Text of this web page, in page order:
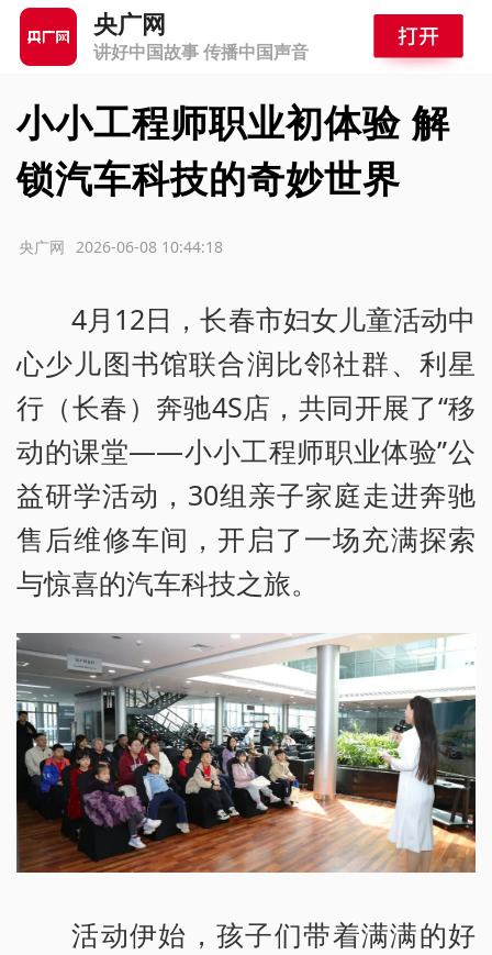
央广网
讲好中国故事 传播中国声音
小小工程师职业初体验 解
锁汽车科技的奇妙世界
2026-06-08 10:44:18
央广网
4月12日，长春市妇女儿童活动中
心少儿图书馆联合润比邻社群、利星
行（长春）奔驰4S店，共同开展了“移
动的课堂——小小工程师职业体验”公
益研学活动，30组亲子家庭走进奔驰
售后维修车间，开启了一场充满探索
与惊喜的汽车科技之旅。
活动伊始，孩子们带着满满的好